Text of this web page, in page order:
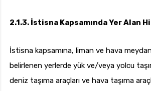
2.1.3. İstisna Kapsamında Yer Alan
İstisna kapsamına, liman ve hava
belirlenen yerlerde yük ve/veya yolcu
deniz taşıma araçları ve hava taşıma